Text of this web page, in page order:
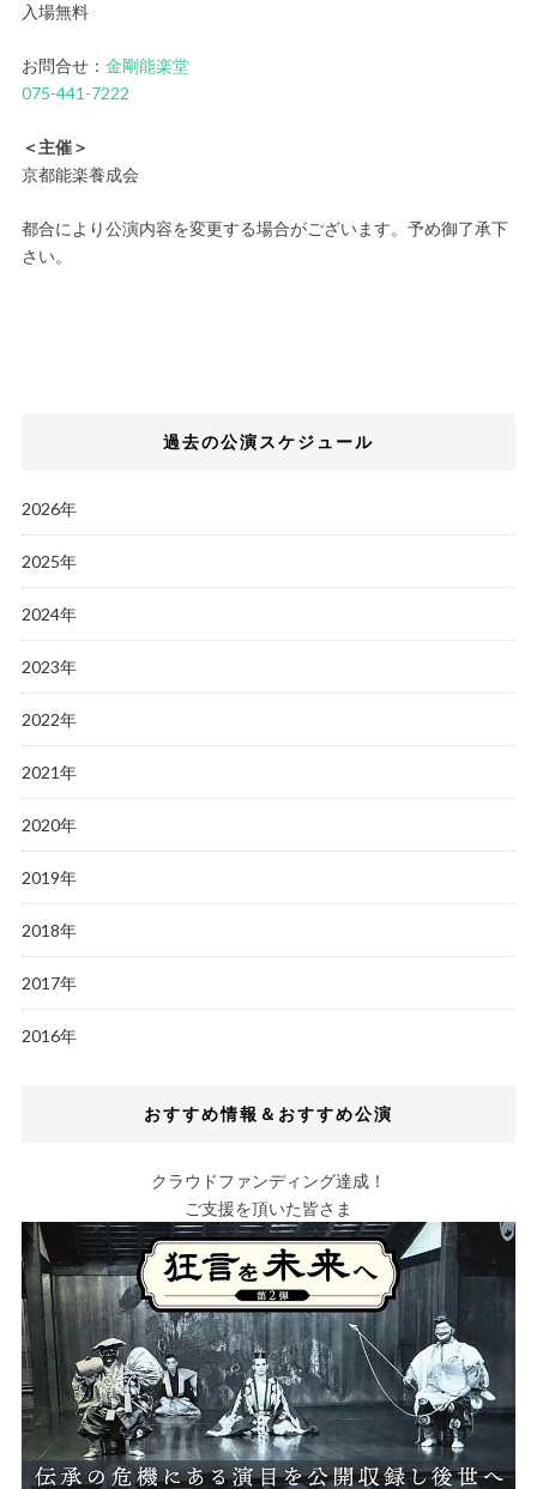
入場無料
お問合せ： 金剛能楽堂
075-441-7222
＜主催＞
京都能楽養成会
都合により公演内容を変更する場合がございます。予め御了承下
さい。
過去の公演スケジュール
2026年
2025年
2024年
2023年
2022年
2021年
2020年
2019年
2018年
2017年
2016年
おすすめ情報＆おすすめ公演
クラウドファンディング達成！
ご支援を頂いた皆さま